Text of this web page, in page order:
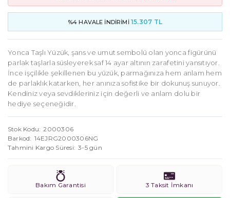
%4 HAVALE İNDİRİMİ 15.307 TL
Yonca Taşlı Yüzük, şans ve umut sembolü olan yonca figürünü
parlak taşlarla süsleyerek saf 14 ayar altının zarafetini yansıtıyor.
İnce işçilikle şekillenen bu yüzük, parmağınıza hem anlam hem
de parlaklık katarken, her anınıza sofistike bir dokunuş sunuyor.
Kendiniz veya sevdikleriniz için değerli ve anlam dolu bir
hediye seçeneğidir.
Stok Kodu
2000306
Barkod
14EJRG2000306NG
Tahmini Kargo Süresi
3-5 gün
Bakım Garantisi 3 Taksit İmkanı